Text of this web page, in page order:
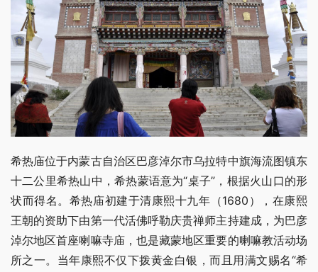
希热庙位于内蒙古自治区巴彦淖尔市乌拉特中旗海流图镇东
十二公里希热山中，希热蒙语意为“桌子”，根据火山口的形
状而得名。希热庙初建于清康熙十九年（1680），在康熙
王朝的资助下由第一代活佛呼勒庆贵禅师主持建成，为巴彦
淖尔地区首座喇嘛寺庙，也是藏蒙地区重要的喇嘛教活动场
所之一。当年康熙不仅下拨黄金白银，而且用满文赐名“希